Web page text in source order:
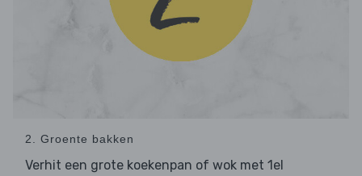
2. Groente bakken
Verhit een grote koekenpan of wok met 1el